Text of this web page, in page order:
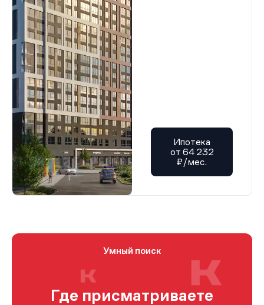
Ипотека
от 64 232
₽/мес.
Умный поиск
Где присматриваете